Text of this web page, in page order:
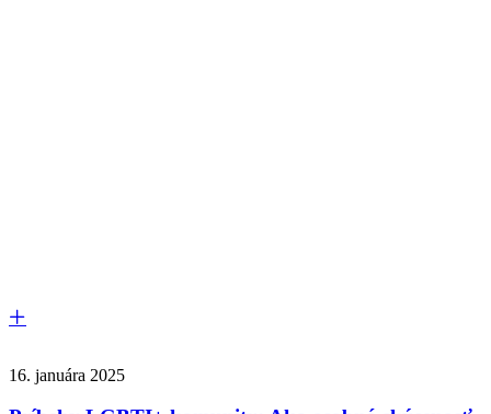
16. januára 2025